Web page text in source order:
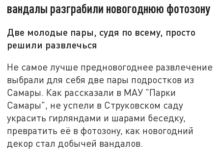
вандалы разграбили новогоднюю фотозону
Две молодые пары, судя по всему, просто
решили развлечься
Не самое лучше предновогоднее развлечение
выбрали для себя две пары подростков из
Самары. Как рассказали в МАУ "Парки
Самары", не успели в Струковском саду
украсить гирляндами и шарами беседку,
превратить её в фотозону, как новогодний
декор стал добычей вандалов.